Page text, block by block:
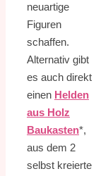
neuartige
Figuren
schaffen.
Alternativ gibt
es auch direkt
einen Helden
aus Holz
Baukasten*,
aus dem 2
selbst kreierte